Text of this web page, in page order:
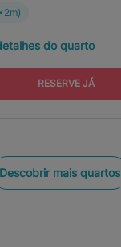
do quarto
RESERVE JÁ
Descobrir mais quartos